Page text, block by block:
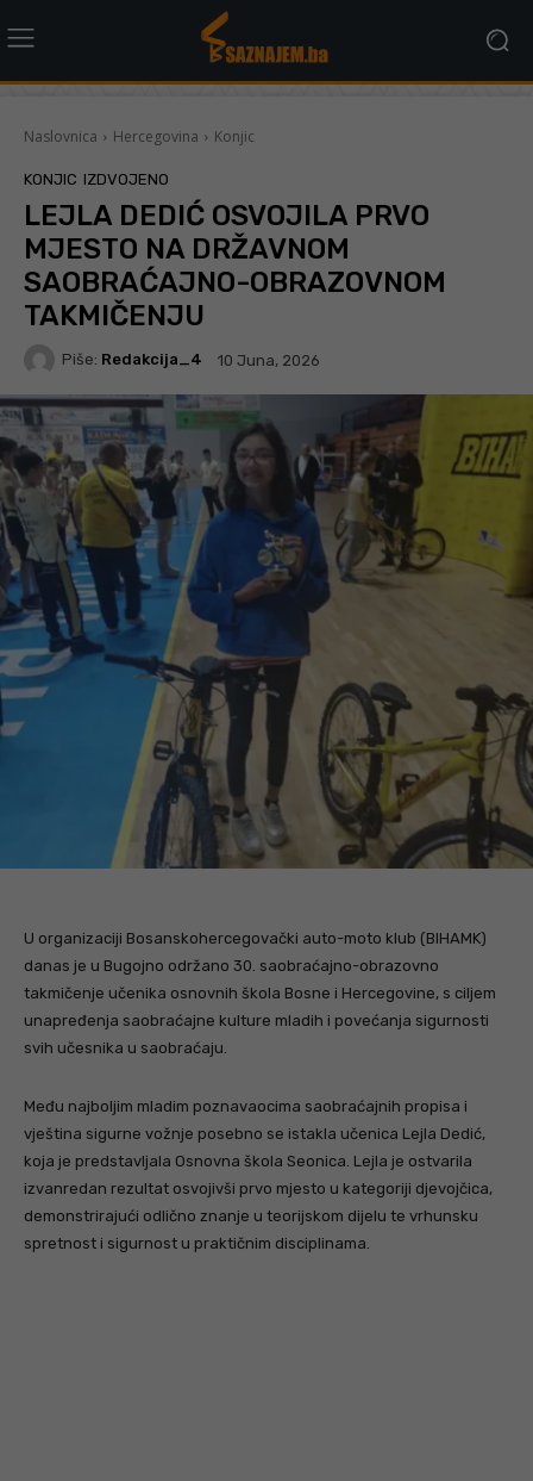
Naslovnica Hercegovina Konjic
KONJIC IZDVOJENO
LEJLA DEDIĆ OSVOJILA PRVO
MJESTO NA DRŽAVNOM
SAOBRAĆAJNO-OBRAZOVNOM
TAKMIČENJU
Piše: Redakcija_4 10 Juna, 2026
U organizaciji Bosanskohercegovački auto-moto klub (BIHAMK)
danas je u Bugojno održano 30. saobraćajno-obrazovno
takmičenje učenika osnovnih škola Bosne i Hercegovine, s ciljem
unapređenja saobraćajne kulture mladih i povećanja sigurnosti
svih učesnika u saobraćaju.
Među najboljim mladim poznavaocima saobraćajnih propisa i
vještina sigurne vožnje posebno se istakla učenica Lejla Dedić,
koja je predstavljala Osnovna škola Seonica. Lejla je ostvarila
izvanredan rezultat osvojivši prvo mjesto u kategoriji djevojčica,
demonstrirajući odlično znanje u teorijskom dijelu te vrhunsku
spretnost i sigurnost u praktičnim disciplinama.